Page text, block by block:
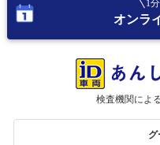
1
オンラ
検査機関によ
グ